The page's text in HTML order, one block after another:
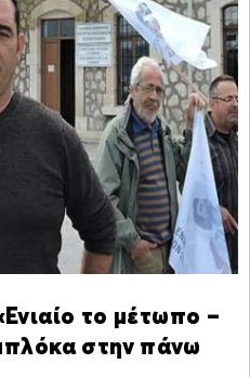
το μέτωπο –
στην πάνω